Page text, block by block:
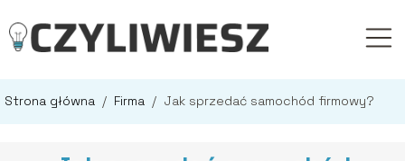
Strona główna / Firma / Jak sprzedać samochód firmowy?